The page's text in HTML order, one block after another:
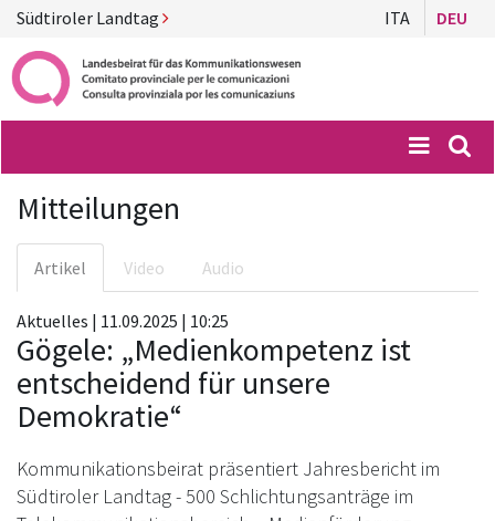
Südtiroler Landtag ITA DEU
Menü
Mitteilungen
Artikel Video Audio
Aktuelles | 11.09.2025 | 10:25
Gögele: „Medienkompetenz ist
entscheidend für unsere
Demokratie“
Kommunikationsbeirat präsentiert Jahresbericht im
Südtiroler Landtag - 500 Schlichtungsanträge im